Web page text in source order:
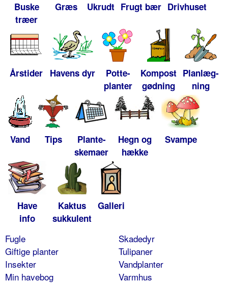
Buske
træer
Græs Ukrudt Frugt bær Drivhuset
Årstider Havens dyr
Potte-
planter
Kompost
gødning
Planlæg-
ning
Vand Tips
Plante-
skemaer
Hegn og
hække
Svampe
Have
info
Kaktus
sukkulent
Galleri
Fugle
Giftige planter
Insekter
Min havebog
Skadedyr
Tulipaner
Vandplanter
Varmhus